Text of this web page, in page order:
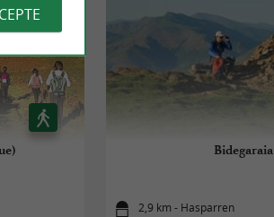
Bidegaraia
2,9 km - Hasparren